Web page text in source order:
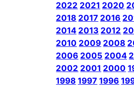
2022 2021 2020
2018 2017 2016
2014 2013 2012
2010 2009 2008
2006 2005 2004
2002 2001 2000
1998 1997 1996